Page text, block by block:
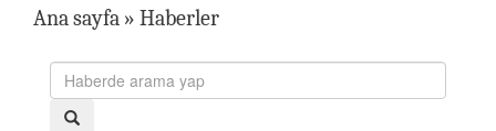
Ana sayfa » Haberler